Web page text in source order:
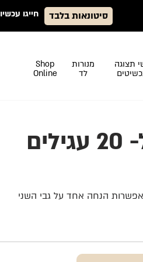
סיטונאות בלבד חייגו עכשיו
תצוגה
מנורות
לד
Shop
Online
הנחה אחד על גבי השני